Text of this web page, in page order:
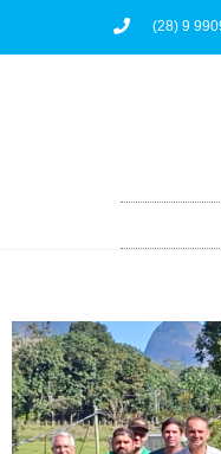
(28) 9